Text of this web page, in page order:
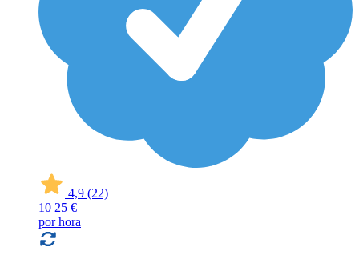
4,9 (22)
10 25 €
por hora